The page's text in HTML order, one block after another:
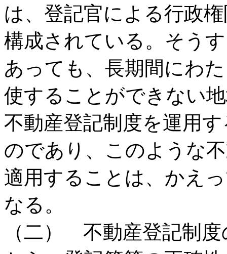
は、登記官による行政
構成されている。そう
あっても、長期間にわ
使することができない
不動産登記制度を運用
のであり、このような
適用することは、かえ
なる。
（二） 不動産登記制